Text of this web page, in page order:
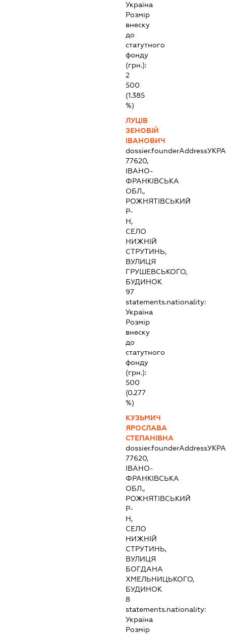
Україна
Розмір
внеску
до
статутного
фонду
(грн.):
2
500
(1.385
%)
ЛУЦІВ
ЗЕНОВІЙ
ІВАНОВИЧ
dossier.founderAddress
77620,
ІВАНО-
ФРАНКІВСЬКА
ОБЛ.,
РОЖНЯТІВСЬКИЙ
Р-
Н,
СЕЛО
НИЖНІЙ
СТРУТИНЬ,
ВУЛИЦЯ
ГРУШЕВСЬКОГО,
БУДИНОК
97
statements.nationality:
Україна
Розмір
внеску
до
статутного
фонду
(грн.):
500
(0.277
%)
КУЗЬМИЧ
ЯРОСЛАВА
СТЕПАНІВНА
dossier.founderAddress
77620,
ІВАНО-
ФРАНКІВСЬКА
ОБЛ.,
РОЖНЯТІВСЬКИЙ
Р-
Н,
СЕЛО
НИЖНІЙ
СТРУТИНЬ,
ВУЛИЦЯ
БОГДАНА
ХМЕЛЬНИЦЬКОГО,
БУДИНОК
8
statements.nationality:
Україна
Розмір